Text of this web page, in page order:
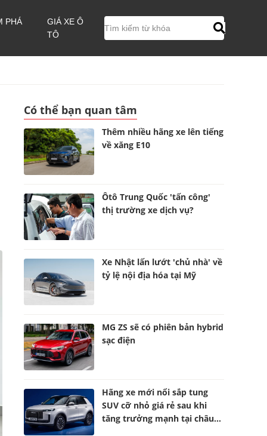
PHÁ
GIÁ XE Ô
TÔ
Có thể bạn quan tâm
Thêm nhiều hãng xe lên tiếng
về xăng E10
Ôtô Trung Quốc 'tấn công'
thị trường xe dịch vụ?
Xe Nhật lấn lướt 'chủ nhà' về
tỷ lệ nội địa hóa tại Mỹ
MG ZS sẽ có phiên bản hybrid
sạc điện
Hãng xe mới nổi sắp tung
SUV cỡ nhỏ giá rẻ sau khi
tăng trưởng mạnh tại châu